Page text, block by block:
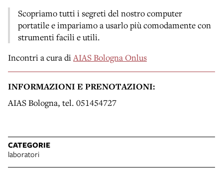
Scopriamo tutti i segreti del nostro computer
portatile e impariamo a usarlo più comodamente con
strumenti facili e utili.
Incontri a cura diAIAS Bologna Onlus
INFORMAZIONI E PRENOTAZIONI:
AIAS Bologna, tel. 051454727
CATEGORIE
laboratori